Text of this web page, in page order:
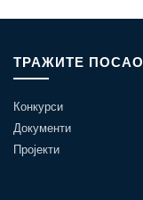
ТРАЖИТЕ ПОСАО
Конкурси
Документи
Пројекти